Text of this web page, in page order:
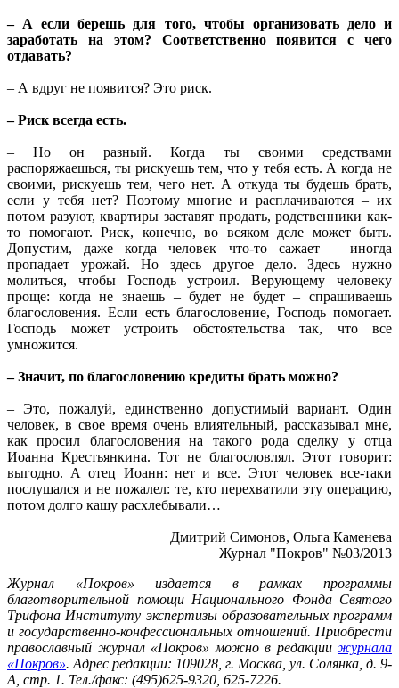
– А если берешь для того, чтобы организовать дело и
заработать на этом? Соответственно появится с чего
отдавать?
– А вдруг не появится? Это риск.
– Риск всегда есть.
– Но он разный. Когда ты своими средствами
распоряжаешься, ты рискуешь тем, что у тебя есть. А когда не
своими, рискуешь тем, чего нет. А откуда ты будешь брать,
если у тебя нет? Поэтому многие и расплачиваются – их
потом разуют, квартиры заставят продать, родственники как-
то помогают. Риск, конечно, во всяком деле может быть.
Допустим, даже когда человек что-то сажает – иногда
пропадает урожай. Но здесь другое дело. Здесь нужно
молиться, чтобы Господь устроил. Верующему человеку
проще: когда не знаешь – будет не будет – спрашиваешь
благословения. Если есть благословение, Господь помогает.
Господь может устроить обстоятельства так, что все
умножится.
– Значит, по благословению кредиты брать можно?
– Это, пожалуй, единственно допустимый вариант. Один
человек, в свое время очень влиятельный, рассказывал мне,
как просил благословения на такого рода сделку у отца
Иоанна Крестьянкина. Тот не благословлял. Этот говорит:
выгодно. А отец Иоанн: нет и все. Этот человек все-таки
послушался и не пожалел: те, кто перехватили эту операцию,
потом долго кашу расхлебывали…
Дмитрий Симонов, Ольга Каменева
Журнал "Покров" №03/2013
Журнал «Покров» издается в рамках программы
благотворительной помощи Национального Фонда Святого
Трифона Институту экспертизы образовательных программ
и государственно-конфессиональных отношений. Приобрести
православный журнал «Покров» можно в редакции журнала
«Покров». Адрес редакции: 109028, г. Москва, ул. Солянка, д. 9-
А, стр. 1. Тел./факс: (495)625-9320, 625-7226.